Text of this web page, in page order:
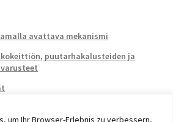
um Ihr Browser-Erlebnis zu verbessern,
avattava mekanismi
puutarhakalusteiden ja